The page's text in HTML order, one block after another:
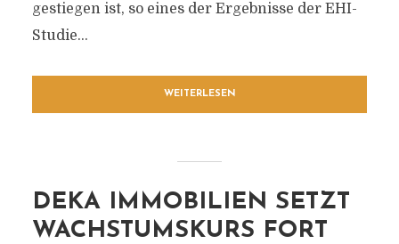
gestiegen ist, so eines der Ergebnisse der EHI-
Studie...
WEITERLESEN
DEKA IMMOBILIEN SETZT
WACHSTUMSKURS FORT